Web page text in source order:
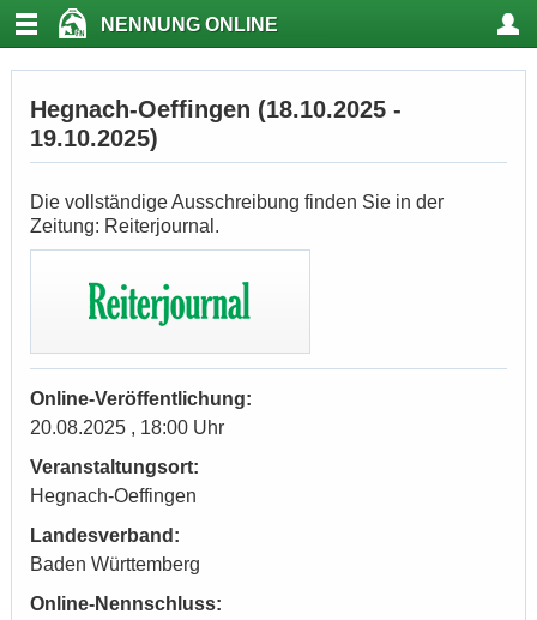
NENNUNG ONLINE
Hegnach-Oeffingen (18.10.2025 -
19.10.2025)
Die vollständige Ausschreibung finden Sie in der
Zeitung: Reiterjournal.
Online-Veröffentlichung:
20.08.2025 , 18:00 Uhr
Veranstaltungsort:
Hegnach-Oeffingen
Landesverband:
Baden Württemberg
Online-Nennschluss: